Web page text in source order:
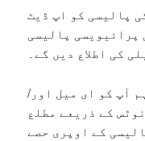
پالیسی کو اپ ڈیٹ
پرائیویسی پالیسی
کی اطلاع دیں گے۔
آپ کو ای میل اور/
کے ذریعے مطلع
کے اوپری حصے